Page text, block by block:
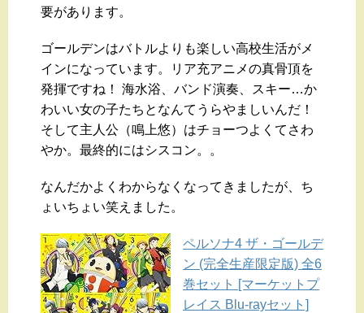
要があります。
ゴールデンはバトルよりも楽しい高校生活がメ
インになっています。リア充アニメの真骨頂を
発揮ですね！ 海水浴、バンド演奏、スキー…か
わいい女の子たちとなんてうらやましいんだ！
そして主人公（鳴上悠）はチョーつよくてさわ
やか。最終的にはシスコン。。
なんだかよくわからなくなってきましたが、ち
ょいちょい笑えました。
ペルソナ4 ザ・ゴールデ
ン (完全生産限定版) 全6
巻セット [マーケットプ
レイス Blu-rayセット]